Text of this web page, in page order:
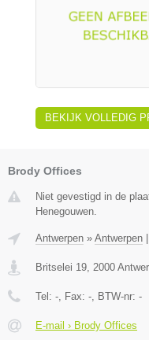
BEKIJK VOLLEDIG
Brody Offices
Niet gevestigd in de
Henegouwen.
Antwerpen » Antwerpen
Britselei 19, 2000
Tel: -, Fax: -, BTW-nr: -
E-mail › Brody Offices